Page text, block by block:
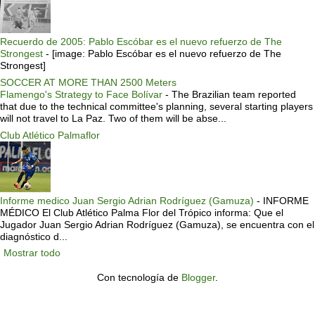
Recuerdo de 2005: Pablo Escóbar es el nuevo refuerzo de The
Strongest - [image: Pablo Escóbar es el nuevo refuerzo de The
Strongest]
SOCCER AT MORE THAN 2500 Meters
Flamengo's Strategy to Face Bolívar - The Brazilian team reported
that due to the technical committee's planning, several starting players
will not travel to La Paz. Two of them will be abse...
Club Atlético Palmaflor
Informe medico Juan Sergio Adrian Rodríguez (Gamuza) - INFORME
MÉDICO El Club Atlético Palma Flor del Trópico informa: Que el
Jugador Juan Sergio Adrian Rodríguez (Gamuza), se encuentra con el
diagnóstico d...
Mostrar todo
Con tecnología de Blogger.